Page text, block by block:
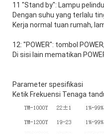
11 "Stand by": Lampu
Dengan suhu yang terlalu
Kerja normal tuan rumah,
12: "POWER": tombol
Di sisi lain mematikan
Parameter spesifikasi
Ketik Frekuensi Tenaga